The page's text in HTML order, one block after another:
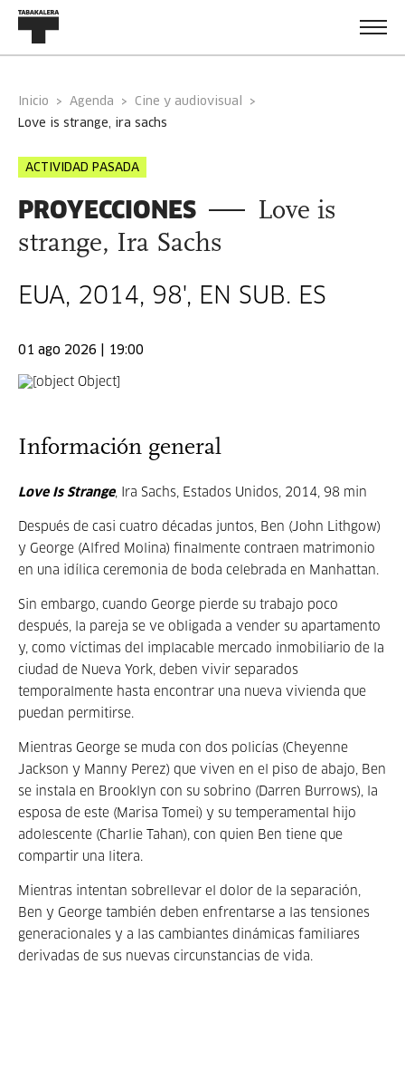
Inicio Agenda
Cine y audiovisual
love is strange, ira sachs
ACTIVIDAD PASADA
PROYECCIONES
Love is
strange, Ira Sachs
EUA, 2014, 98', EN SUB. ES
01 ago 2026 | 19:00
Información general
Love Is Strange, Ira Sachs, Estados Unidos, 2014, 98 min
Después de casi cuatro décadas juntos, Ben (John Lithgow)
y George (Alfred Molina) finalmente contraen matrimonio
en una idílica ceremonia de boda celebrada en Manhattan.
Sin embargo, cuando George pierde su trabajo poco
después, la pareja se ve obligada a vender su apartamento
y, como víctimas del implacable mercado inmobiliario de la
ciudad de Nueva York, deben vivir separados
temporalmente hasta encontrar una nueva vivienda que
puedan permitirse.
Mientras George se muda con dos policías (Cheyenne
Jackson y Manny Perez) que viven en el piso de abajo, Ben
se instala en Brooklyn con su sobrino (Darren Burrows), la
esposa de este (Marisa Tomei) y su temperamental hijo
adolescente (Charlie Tahan), con quien Ben tiene que
compartir una litera.
Mientras intentan sobrellevar el dolor de la separación,
Ben y George también deben enfrentarse a las tensiones
generacionales y a las cambiantes dinámicas familiares
derivadas de sus nuevas circunstancias de vida.